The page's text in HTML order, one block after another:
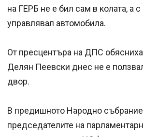
на ГЕРБ не е бил сам в колата, а
управлявал автомобила.
От пресцентъра на ДПС
Делян Пеевски днес не е
двор.
В предишното Народно
председателите на